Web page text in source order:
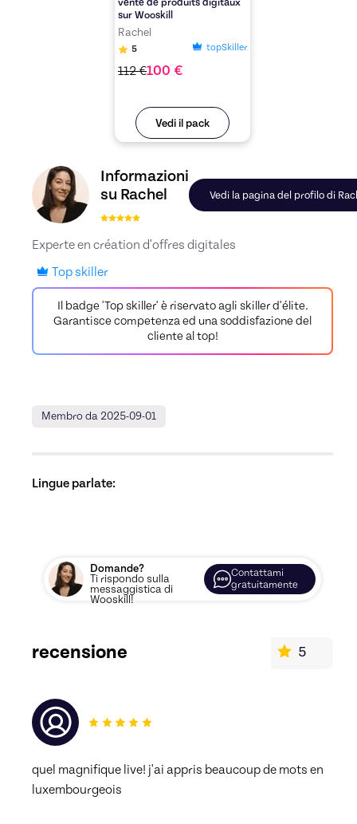
vente de produits digitaux
sur Wooskill
Rachel
5 topSkiller
112€100 €
Vedi il pack
Scopri il profilo di Rachel, Skiller in Stratégie de
Informazioni
su Rachel
Vedi la pagina del profilo di
Experte en création d'offres digitales
Top skiller
Il badge 'Top skiller' è riservato agli skiller d'élite.
Garantisce competenza ed una soddisfazione del
cliente al top!
Membro da 2025-09-01
Lingue parlate:
Domande?
Ti rispondo sulla
messaggistica di
Wooskill!
Contattami
gratuitamente
recensione 5
quel magnifique live! j'ai appris beaucoup de mots en
luxembourgeois